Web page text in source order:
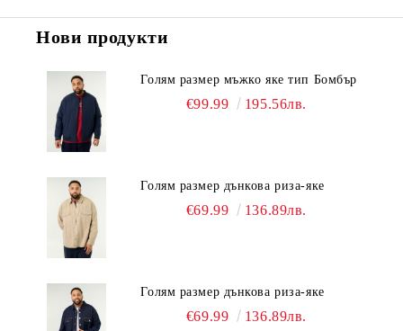
Нови продукти
Голям размер мъжко яке тип Бомбър
€99.99 195.56лв.
Голям размер дънкова риза-яке
€69.99 136.89лв.
Голям размер дънкова риза-яке
€69.99 136.89лв.